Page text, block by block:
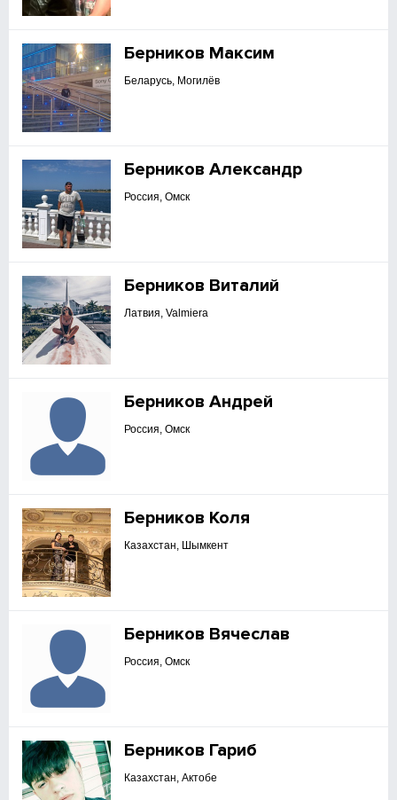
Берников Максим
Беларусь, Могилёв
Берников Александр
Россия, Омск
Берников Виталий
Латвия, Valmiera
Берников Андрей
Россия, Омск
Берников Коля
Казахстан, Шымкент
Берников Вячеслав
Россия, Омск
Берников Гариб
Казахстан, Актобе